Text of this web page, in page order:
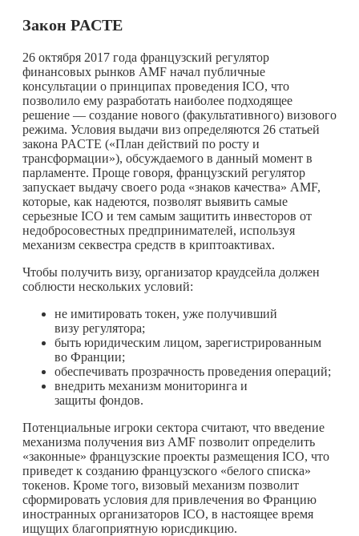
Закон PACTE
26 октября 2017 года французский регулятор
финансовых рынков AMF начал публичные
консультации о принципах проведения ICO, что
позволило ему разработать наиболее подходящее
решение — создание нового (факультативного) визового
режима. Условия выдачи виз определяются 26 статьей
закона PACTE («План действий по росту и
трансформации»), обсуждаемого в данный момент в
парламенте. Проще говоря, французский регулятор
запускает выдачу своего рода «знаков качества» AMF,
которые, как надеются, позволят выявить самые
серьезные ICO и тем самым защитить инвесторов от
недобросовестных предпринимателей, используя
механизм секвестра средств в криптоактивах.
Чтобы получить визу, организатор краудсейла должен
соблюсти нескольких условий:
не имитировать токен, уже получивший
визу регулятора;
быть юридическим лицом, зарегистрированным
во Франции;
обеспечивать прозрачность проведения операций;
внедрить механизм мониторинга и
защиты фондов.
Потенциальные игроки сектора считают, что введение
механизма получения виз AMF позволит определить
«законные» французские проекты размещения ICO, что
приведет к созданию французского «белого списка»
токенов. Кроме того, визовый механизм позволит
сформировать условия для привлечения во Францию
иностранных организаторов ICO, в настоящее время
ищущих благоприятную юрисдикцию.